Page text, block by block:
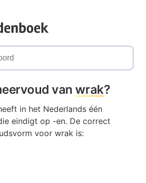
vanwrak?
in het Nederlands één
eindigt op -en. De correct
voor wrak is: